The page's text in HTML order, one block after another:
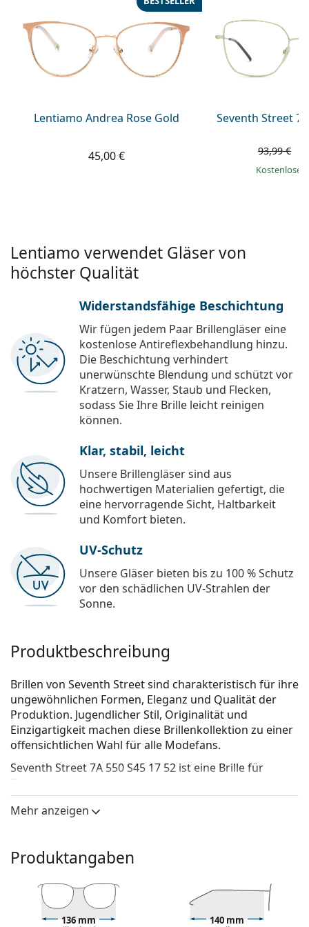
Prada
Alle Marken
Lentiamo Andrea Rose Gold
45,00 €
Seventh Street
93,99 €
Kostenloser
Lentiamo verwendet Gläser von
höchster Qualität
Widerstandsfähige Beschichtung
Wir fügen jedem Paar Brillengläser eine
kostenlose Antireflexbehandlung hinzu.
Die Beschichtung verhindert
unerwünschte Blendung und schützt vor
Kratzern, Wasser, Staub und Flecken,
sodass Sie Ihre Brille leicht reinigen
können.
Klar, stabil, leicht
Unsere Brillengläser sind aus
hochwertigen Materialien gefertigt, die
eine hervorragende Sicht, Haltbarkeit
und Komfort bieten.
UV-Schutz
Unsere Gläser bieten bis zu 100 % Schutz
vor den schädlichen UV-Strahlen der
Sonne.
Produktbeschreibung
Brillen von Seventh Street sind charakteristisch für ihre
ungewöhnlichen Formen, Eleganz und Qualität der
Produktion. Jugendlicher Stil, Originalität und
Einzigartigkeit machen diese Brillenkollektion zu einer
offensichtlichen Wahl für alle Modefans.
Seventh Street 7A 550 S45 17 52 ist eine Brille für
Frauen.
Brillenfassung
hellblondem Haar.
für Menschen mit einer runden, ovalen oder
dreieckigen Gesichtsform.
Das Brillengestell ist aus hochwertigem Kunststoff
Mehr anzeigen
Produktangaben
136 mm 140 mm